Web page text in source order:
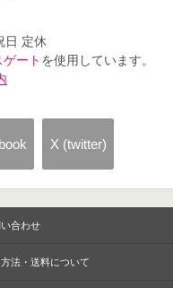
日 定休
ート を使用しています。
X (twitter)
合わせ
法・送料について